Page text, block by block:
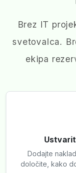
Brez IT
svetovalca.
ekipa
Dodajte
določite, kako